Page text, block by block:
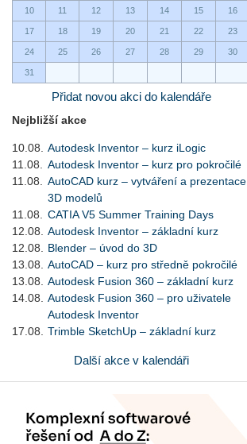
10 11 12 13 14 15 16
17 18 19 20 21 22 23
24 25 26 27 28 29 30
31
Přidat novou akci do kalendáře
Nejbližší akce
10.08.
Autodesk Inventor – kurz iLogic
11.08.
Autodesk Inventor – kurz pro pokročilé
11.08.
AutoCAD kurz – vytváření a prezentace
3D modelů
11.08.
CATIA V5 Summer Training Days
12.08.
Autodesk Inventor – základní kurz
12.08.
Blender – úvod do 3D
13.08.
AutoCAD – kurz pro středně pokročilé
13.08.
Autodesk Fusion 360 – základní kurz
14.08.
Autodesk Fusion 360 – pro uživatele
Autodesk Inventor
17.08.
Trimble SketchUp – základní kurz
Další akce v kalendáři